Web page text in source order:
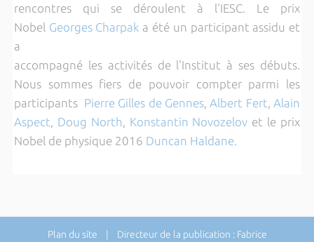
rencontres qui se déroulent à l'IESC. Le prix
Nobel Georges Charpak a été un participant assidu et
a
accompagné les activités de l'Institut à ses débuts.
Nous sommes fiers de pouvoir compter parmi les
participants Pierre Gilles de Gennes, Albert Fert Alain
Aspect Doug North Konstantin Novozelov et le prix
Nobel de physique 2016 Duncan Haldane.
Plan du site | Directeur de la publication : Fabrice